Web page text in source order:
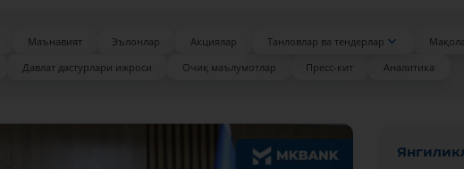
Маънавият Эълонлар Акциялар Танловлар ва тендерлар
Давлат дастурлари ижроси Очиқ маълумотлар Пресс-кит Аналитика